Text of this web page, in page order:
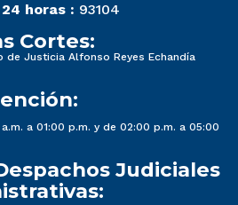
horas : 93104
Cortes:
de Justicia Alfonso Reyes Echandía
a 01:00 p.m. y de 02:00 p.m. a 05:00
Judiciales